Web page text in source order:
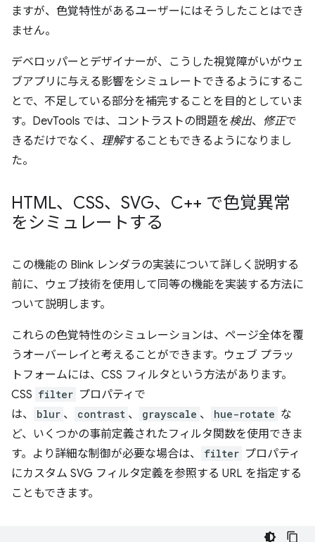
ますが、色覚特性があるユーザーにはそうしたことはでき
ません。
デベロッパーとデザイナーが、こうした視覚障がいがウェ
ブアプリに与える影響をシミュレートできるようにするこ
とで、不足している部分を補完することを目的としていま
す。DevTools では、コントラストの問題を検出、 修正で
きるだけでなく、 理解することもできるようになりまし
た。
HTML、CSS、SVG、C++ で色覚異常
をシミュレートする
この機能の Blink レンダラの実装について詳しく説明する
前に、ウェブ技術を使用して同等の機能を実装する方法に
ついて説明します。
これらの色覚特性のシミュレーションは、ページ全体を覆
うオーバーレイと考えることができます。ウェブ プラッ
トフォームには、CSS フィルタという方法があります。
CSS filter プロパティで
は、
blur 、 contrast 、 grayscale 、 hue-rotate な
ど、いくつかの事前定義されたフィルタ関数を使用できま
す。より詳細な制御が必要な場合は、
filter プロパティ
にカスタム SVG フィルタ定義を参照する URL を指定する
こともできます。